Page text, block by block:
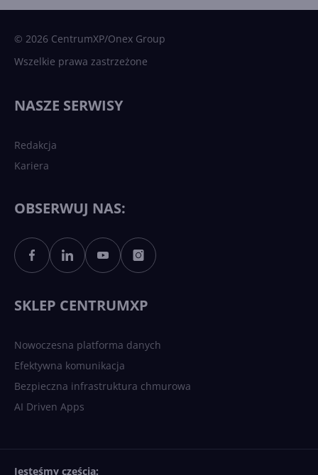
Sztuczna inteligencja po
polsku. Dość barier
© 2026 CentrumXP/Onex Group
Wszelkie prawa zastrzeżone
NASZE SERWISY
Redakcja
Kariera
OBSERWUJ NAS:
SKLEP CENTRUMXP
Nowoczesna platforma danych
Efektywna komunikacja
Bezpieczna infrastruktura chmurowa
AI Driven Apps
Jesteśmy częścią: